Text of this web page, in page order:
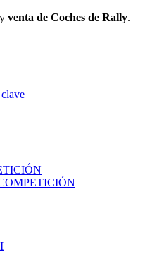
venta de Coches de Rally.